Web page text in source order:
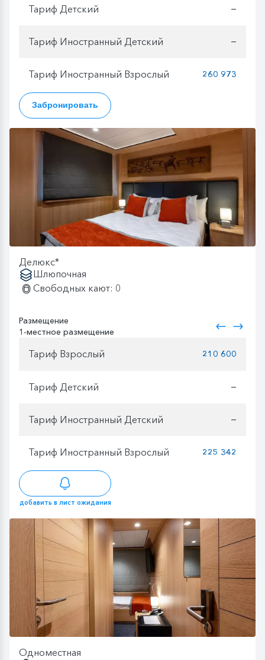
Тариф Детский —
Тариф Иностранный Детский —
Тариф Иностранный Взрослый 260 973
Забронировать
Делюкс*
Шлюпочная
Свободных кают: 0
Размещение
1-местное размещение
Тариф Взрослый 210 600
Тариф Детский —
Тариф Иностранный Детский —
Тариф Иностранный Взрослый 225 342
добавить в лист ожидания
Одноместная